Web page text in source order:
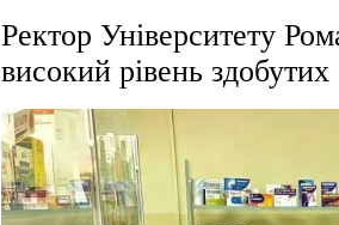
Ректор Університету
високий рівень